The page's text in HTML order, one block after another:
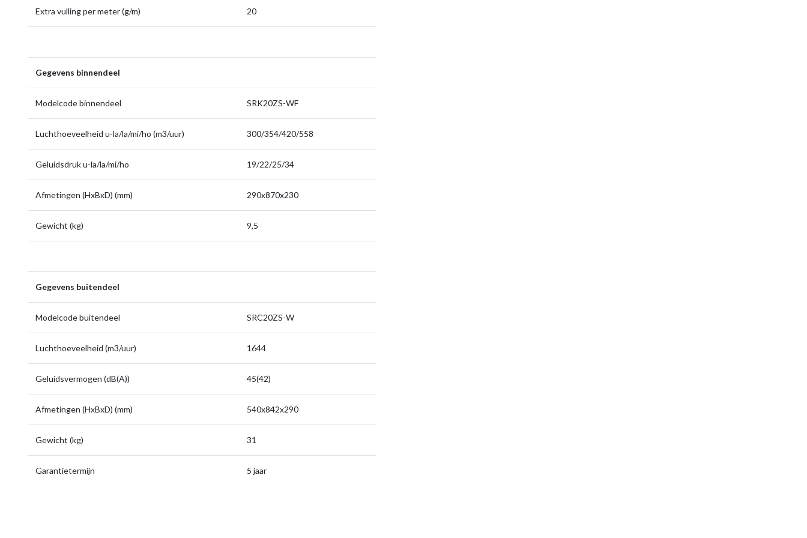
Extra vulling per meter (g/m) 20
Gegevens binnendeel
Modelcode binnendeel SRK20ZS-WF
Luchthoeveelheid u-la/la/mi/ho (m3/uur) 300/354/420/558
Geluidsdruk u-la/la/mi/ho 19/22/25/34
Afmetingen (HxBxD) (mm) 290x870x230
Gewicht (kg) 9,5
Gegevens buitendeel
Modelcode buitendeel SRC20ZS-W
Luchthoeveelheid (m3/uur) 1644
Geluidsvermogen (dB(A)) 45(42)
Afmetingen (HxBxD) (mm) 540x842x290
Gewicht (kg) 31
Garantietermijn 5 jaar